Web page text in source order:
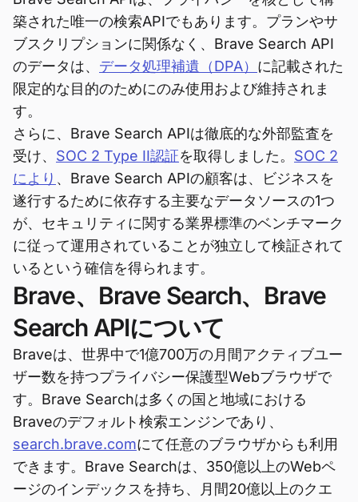
築された唯一の検索APIでもあります。プランやサ
ブスクリプションに関係なく、Brave Search API
のデータは、 データ処理補遺（DPA） に記載された
限定的な目的のためにのみ使用および維持されま
す。
さらに、Brave Search APIは徹底的な外部監査を
受け、 SOC 2 Type II認証を取得しました。 SOC 2
により 、Brave Search APIの顧客は、ビジネスを
遂行するために依存する主要なデータソースの1つ
が、セキュリティに関する業界標準のベンチマーク
に従って運用されていることが独立して検証されて
いるという確信を得られます。
Brave、Brave Search、Brave
Search APIについて
Braveは、世界中で1億700万の月間アクティブユー
ザー数を持つプライバシー保護型Webブラウザで
す。Brave Searchは多くの国と地域における
Braveのデフォルト検索エンジンであり、
search.brave.comにて任意のブラウザからも利用
できます。Brave Searchは、350億以上のWebペ
ージのインデックスを持ち、月間20億以上のクエ